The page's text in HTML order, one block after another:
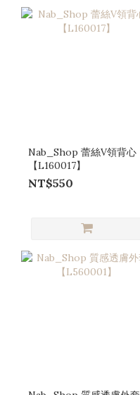
Nab_Shop 蕾絲V領背心
【L160017】
NT$550